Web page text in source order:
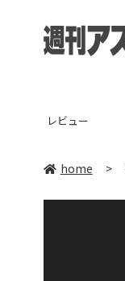
レビュー
home >